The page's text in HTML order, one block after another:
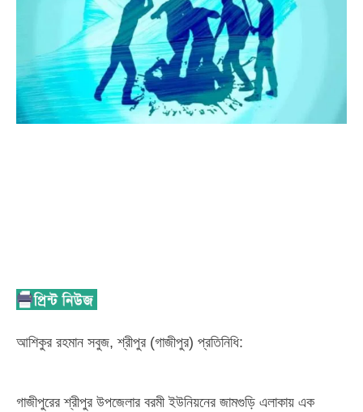
‎আশিকুর রহমান সবুজ, ​শ্রীপুর (গাজীপুর) প্রতিনিধি:
‎গাজীপুরের শ্রীপুর উপজেলার বরমী ইউনিয়নের জামগুড়ি এলাকায় এক